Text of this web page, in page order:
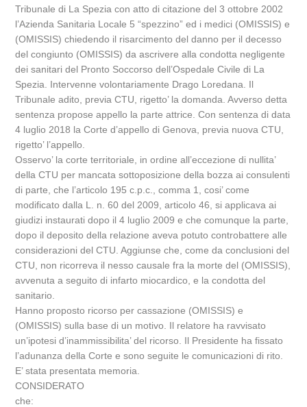
Tribunale di La Spezia con atto di citazione del 3 ottobre 2002
l’Azienda Sanitaria Locale 5 “spezzino” ed i medici (OMISSIS) e
(OMISSIS) chiedendo il risarcimento del danno per il decesso
del congiunto (OMISSIS) da ascrivere alla condotta negligente
dei sanitari del Pronto Soccorso dell’Ospedale Civile di La
Spezia. Intervenne volontariamente Drago Loredana. Il
Tribunale adito, previa CTU, rigetto’ la domanda. Avverso detta
sentenza propose appello la parte attrice. Con sentenza di data
4 luglio 2018 la Corte d’appello di Genova, previa nuova CTU,
rigetto’ l’appello.
Osservo’ la corte territoriale, in ordine all’eccezione di nullita’
della CTU per mancata sottoposizione della bozza ai consulenti
di parte, che l’articolo 195 c.p.c., comma 1, cosi’ come
modificato dalla L. n. 60 del 2009, articolo 46, si applicava ai
giudizi instaurati dopo il 4 luglio 2009 e che comunque la parte,
dopo il deposito della relazione aveva potuto controbattere alle
considerazioni del CTU. Aggiunse che, come da conclusioni del
CTU, non ricorreva il nesso causale fra la morte del (OMISSIS),
avvenuta a seguito di infarto miocardico, e la condotta del
sanitario.
Hanno proposto ricorso per cassazione (OMISSIS) e
(OMISSIS) sulla base di un motivo. Il relatore ha ravvisato
un’ipotesi d’inammissibilita’ del ricorso. Il Presidente ha fissato
l’adunanza della Corte e sono seguite le comunicazioni di rito.
E’ stata presentata memoria.
CONSIDERATO
che: